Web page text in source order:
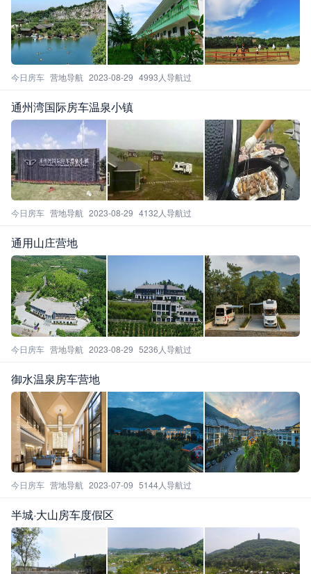
今日房车 营地导航 2023-08-29 4993人导航过
通州湾国际房车温泉小镇
今日房车 营地导航 2023-08-29 4132人导航过
通用山庄营地
今日房车 营地导航 2023-08-29 5236人导航过
御水温泉房车营地
今日房车 营地导航 2023-07-09 5144人导航过
半城·大山房车度假区